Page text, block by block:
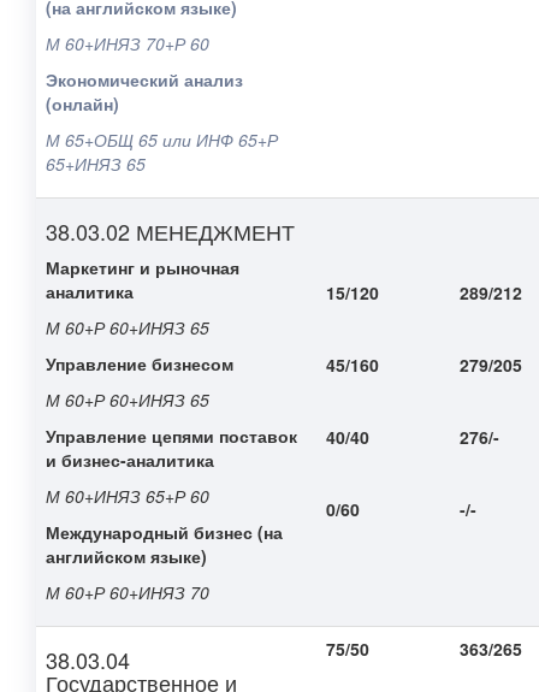
(на английском языке)
М 60+ИНЯЗ 70+Р 60
Экономический анализ
(онлайн)
М 65+ОБЩ 65 или ИНФ 65+Р
65+ИНЯЗ 65
38.03.02 МЕНЕДЖМЕНТ
Маркетинг и рыночная
аналитика
М 60+Р 60+ИНЯЗ 65
Управление бизнесом
М 60+Р 60+ИНЯЗ 65
Управление цепями поставок
и бизнес-аналитика
М 60+ИНЯЗ 65+Р 60
Международный бизнес (на
английском языке)
М 60+Р 60+ИНЯЗ 70
15/120
45/160
40/40
0/60
289/212
279/205
276/-
-/-
38.03.04
Государственное и
75/50 363/265